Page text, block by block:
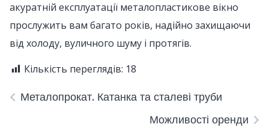
акуратній експлуатації металопластикове вікно
прослужить вам багато років, надійно захищаючи
від холоду, вуличного шуму і протягів.
Кількість переглядів: 18
Металопрокат. Катанка та сталеві труби
Можливості оренди